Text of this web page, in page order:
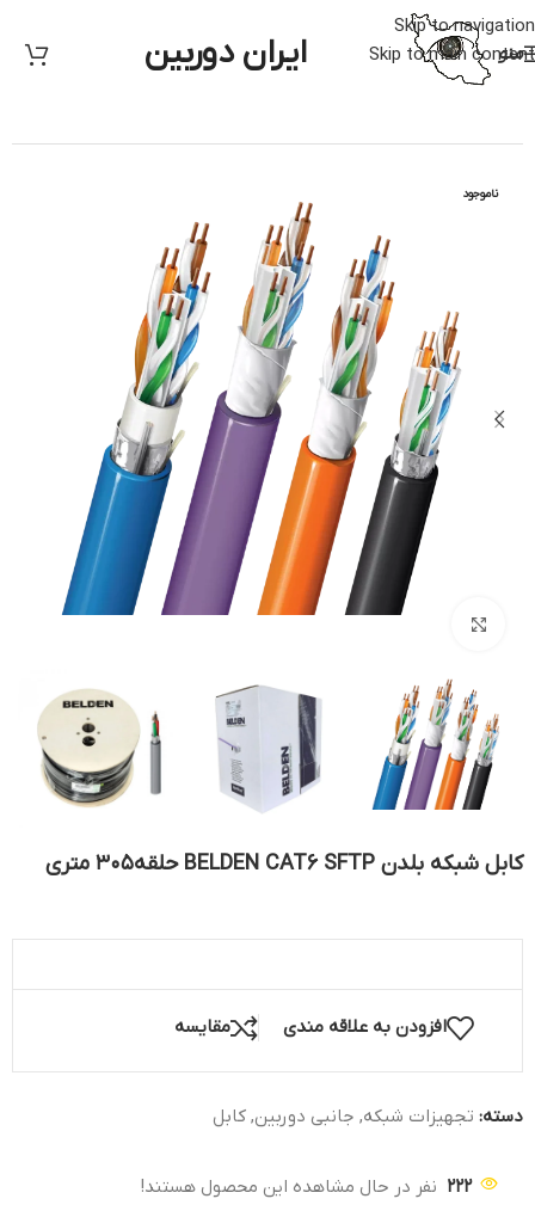
Skip to navigation
Skip to main content
منو ایران دوربین
ناموجود
کابل شبکه بلدن BELDEN CAT6 SFTP حلقه305 متری
افزودن به علاقه مندی مقایسه
دسته: تجهیزات شبکه, جانبی دوربین, کابل
222 نفر در حال مشاهده این محصول هستند!